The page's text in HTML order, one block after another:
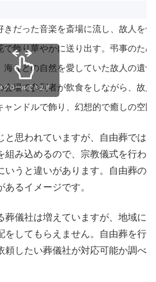
きだった音楽を斎場に流し、故人を
で飾り華やかに送り出す。弔事のた
海などの自然を愛していた故人の遺
会場で参列者が飲食をしながら、故
ャンドルで飾り、幻想的で癒しの空
クロールできます
と思われていますが、自由葬では
組み込めるので、宗教儀式を行わ
いうと違いがあります。自由葬の
るイメージです。
葬儀社は増えていますが、地域に
をしてもらえません。自由葬を行
頼したい葬儀社が対応可能か調べ